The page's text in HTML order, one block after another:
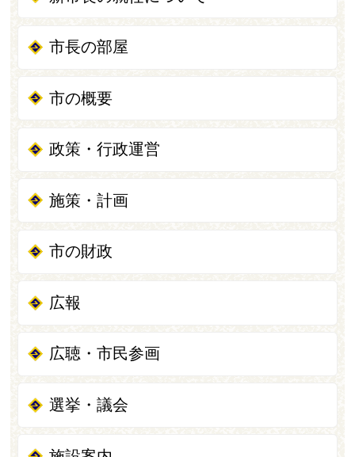
市長の部屋
市の概要
政策・行政運営
施策・計画
市の財政
広報
広聴・市民参画
選挙・議会